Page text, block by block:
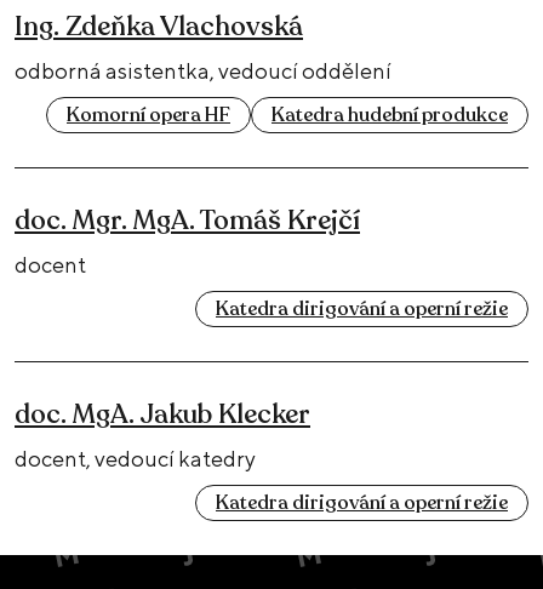
Ing. Zdeňka Vlachovská
odborná asistentka, vedoucí oddělení
Komorní opera HF Katedra hudební produkce
doc. Mgr. MgA. Tomáš Krejčí
docent
Katedra dirigování a operní režie
doc. MgA. Jakub Klecker
docent, vedoucí katedry
Katedra dirigování a operní režie